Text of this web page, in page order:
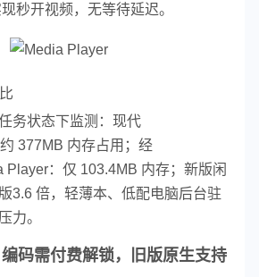
秒开视频，无等待延迟。
务状态下监测： 现代
377MB 内存占用； 经
：仅 103.4MB 内存； 新版闲
3.6 倍，轻薄本、低配电脑后台驻
力。
码需付费解锁，旧版原生支持